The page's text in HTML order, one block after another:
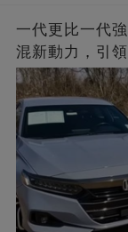
一代更比一代
混新動力，引